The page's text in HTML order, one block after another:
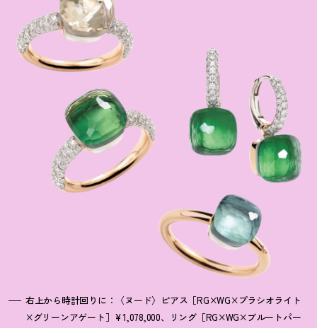
右上から時計回りに：〈ヌード〉ピアス［RG×WG×プラシオライト
×グリーンアゲート］¥1,078,000、リング［RG×WG×ブルートパー